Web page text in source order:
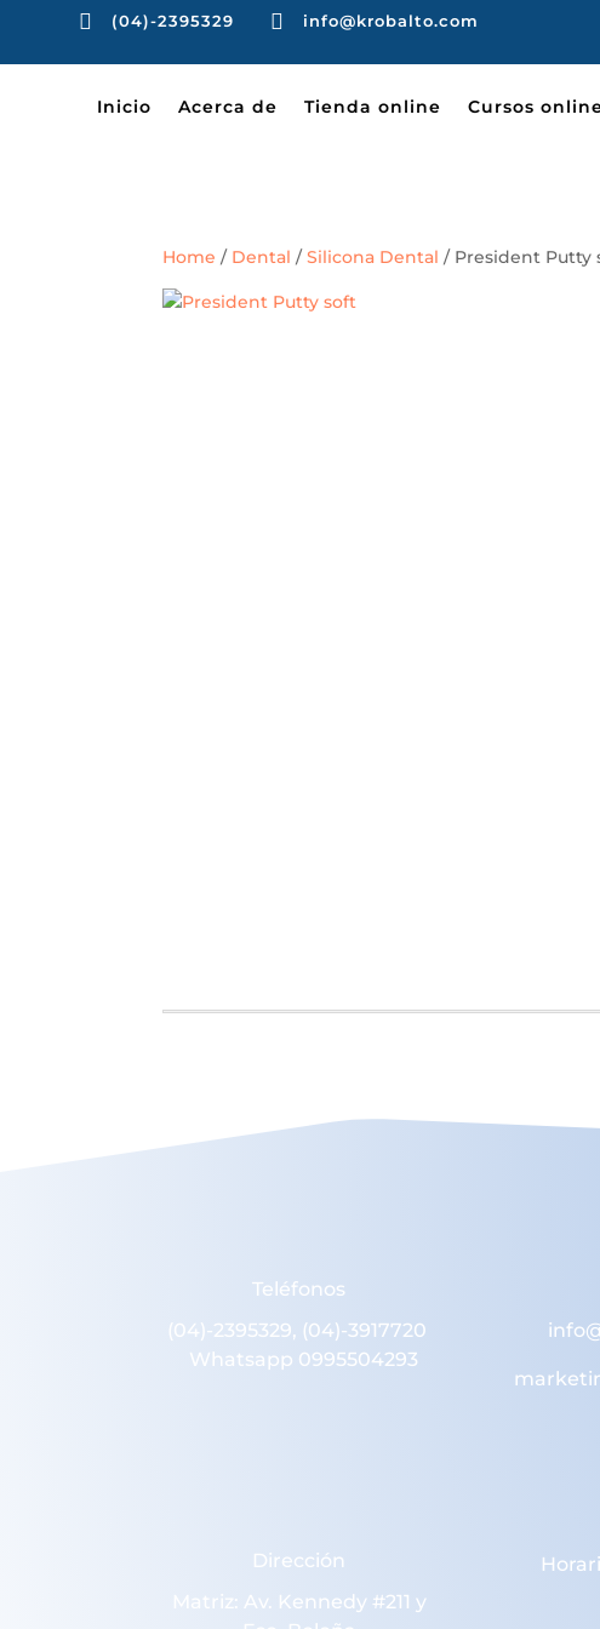
 (04)-2395329  info@krobalto.com
Inicio Acerca de Tienda online Cursos
Home / Dental /Silicona Dental / President Putty
Teléfonos
(04)-2395329, (04)-3917720
Whatsapp 0995504293
Dirección
Matriz: Av. Kennedy #211 y